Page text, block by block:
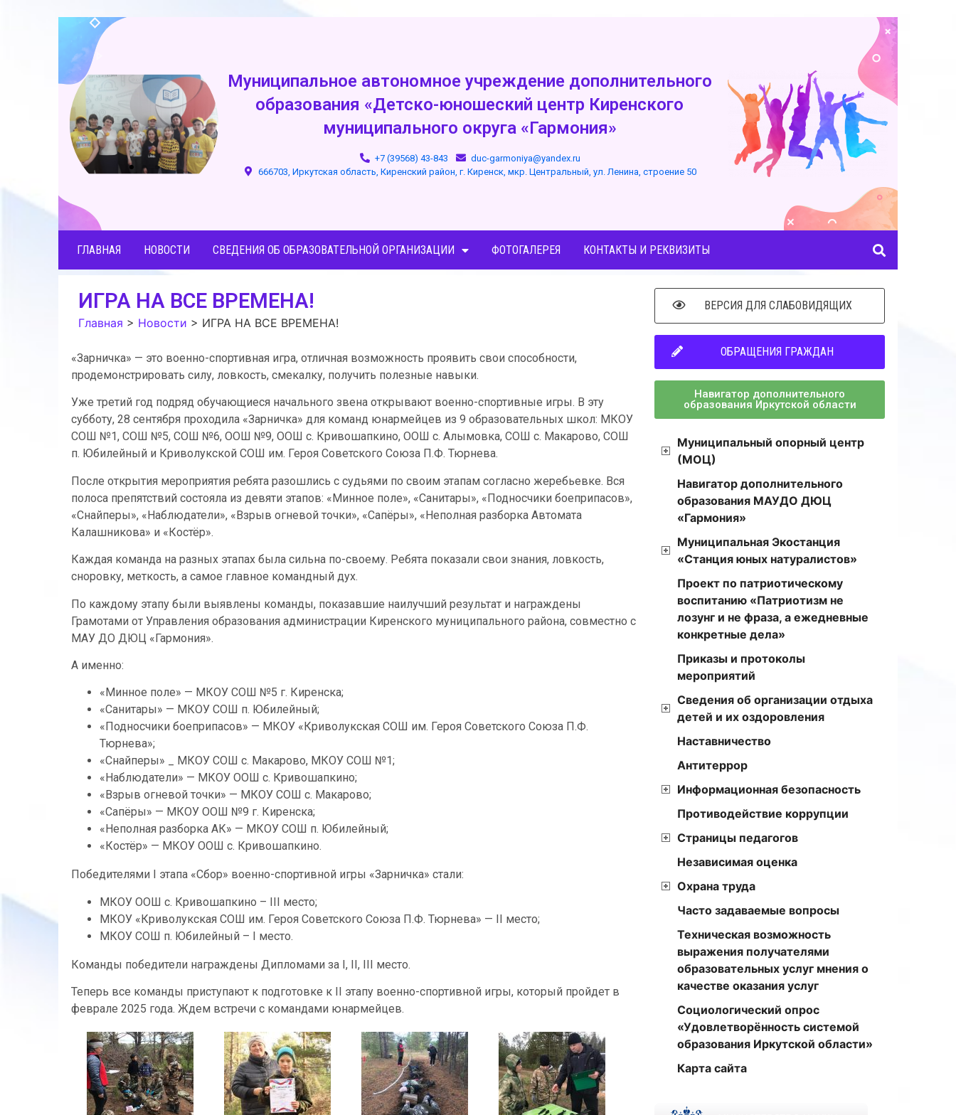
Муниципальное автономное учреждение дополнительного
образования «Детско-юношеский центр Киренского
муниципального округа «Гармония»
+7 (39568) 43-843
duc-garmoniya@yandex.ru
666703, Иркутская область, Киренский район, г. Киренск, мкр. Центральный, ул. Ленина, строение 50
ГЛАВНАЯ НОВОСТИ СВЕДЕНИЯ ОБ ОБРАЗОВАТЕЛЬНОЙ ОРГАНИЗАЦИИ ФОТОГАЛЕРЕЯ КОНТАКТЫ И РЕКВИЗИТЫ
ИГРА НА ВСЕ ВРЕМЕНА!
Главная > Новости > ИГРА НА ВСЕ ВРЕМЕНА!
«Зарничка» — это военно-спортивная игра, отличная возможность проявить свои способности,
продемонстрировать силу, ловкость, смекалку, получить полезные навыки.
Уже третий год подряд обучающиеся начального звена открывают военно-спортивные игры. В эту
субботу, 28 сентября проходила «Зарничка» для команд юнармейцев из 9 образовательных школ: МКОУ
СОШ №1, СОШ №5, СОШ №6, ООШ №9, ООШ с. Кривошапкино, ООШ с. Алымовка, СОШ с. Макарово, СОШ
п. Юбилейный и Криволукской СОШ им. Героя Советского Союза П.Ф. Тюрнева.
После открытия мероприятия ребята разошлись с судьями по своим этапам согласно жеребьевке. Вся
полоса препятствий состояла из девяти этапов: «Минное поле», «Санитары», «Подносчики боеприпасов»,
«Снайперы», «Наблюдатели», «Взрыв огневой точки», «Сапёры», «Неполная разборка Автомата
Калашникова» и «Костёр».
Каждая команда на разных этапах была сильна по-своему. Ребята показали свои знания, ловкость,
сноровку, меткость, а самое главное командный дух.
По каждому этапу были выявлены команды, показавшие наилучший результат и награждены
Грамотами от Управления образования администрации Киренского муниципального района, совместно с
МАУ ДО ДЮЦ «Гармония».
А именно:
«Минное поле» — МКОУ СОШ №5 г. Киренска;
«Санитары» — МКОУ СОШ п. Юбилейный;
«Подносчики боеприпасов» — МКОУ «Криволукская СОШ им. Героя Советского Союза П.Ф.
Тюрнева»;
«Снайперы» _ МКОУ СОШ с. Макарово, МКОУ СОШ №1;
«Наблюдатели» — МКОУ ООШ с. Кривошапкино;
«Взрыв огневой точки» — МКОУ СОШ с. Макарово;
«Сапёры» — МКОУ ООШ №9 г. Киренска;
«Неполная разборка АК» — МКОУ СОШ п. Юбилейный;
«Костёр» — МКОУ ООШ с. Кривошапкино.
Победителями I этапа «Сбор» военно-спортивной игры «Зарничка» стали:
МКОУ ООШ с. Кривошапкино – III место;
МКОУ «Криволукская СОШ им. Героя Советского Союза П.Ф. Тюрнева» — II место;
МКОУ СОШ п. Юбилейный – I место.
Команды победители награждены Дипломами за I, II, III место.
Теперь все команды приступают к подготовке к II этапу военно-спортивной игры, который пройдет в
феврале 2025 года. Ждем встречи с командами юнармейцев.
ВЕРСИЯ ДЛЯ СЛАБОВИДЯЩИХ
ОБРАЩЕНИЯ ГРАЖДАН
Навигатор дополнительного
образования Иркутской области
Муниципальный опорный центр
(МОЦ)
Навигатор дополнительного
образования МАУДО ДЮЦ
«Гармония»
Муниципальная Экостанция
«Станция юных натуралистов»
Проект по патриотическому
воспитанию «Патриотизм не
лозунг и не фраза, а ежедневные
конкретные дела»
Приказы и протоколы
мероприятий
Сведения об организации отдыха
детей и их оздоровления
Наставничество
Антитеррор
Информационная безопасность
Противодействие коррупции
Страницы педагогов
Независимая оценка
Охрана труда
Часто задаваемые вопросы
Техническая возможность
выражения получателями
образовательных услуг мнения о
качестве оказания услуг
Социологический опрос
«Удовлетворённость системой
образования Иркутской области»
Карта сайта